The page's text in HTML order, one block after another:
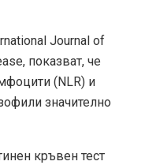
Journal of
показват, че
(NLR) и
значително
кръвен тест